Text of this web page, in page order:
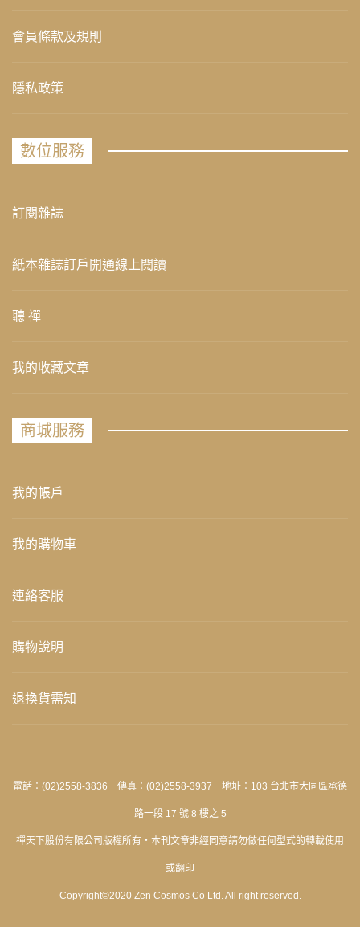
會員條款及規則
隱私政策
數位服務
訂閱雜誌
紙本雜誌訂戶開通線上閱讀
聽 禪
我的收藏文章
商城服務
我的帳戶
我的購物車
連絡客服
購物說明
退換貨需知
電話：(02)2558-3836 傳真：(02)2558-3937 地址：103 台北市大同區承德
路一段 17 號 8 樓之 5
禪天下股份有限公司版權所有‧本刊文章非經同意請勿做任何型式的轉載使用
或翻印
Copyright©2020 Zen Cosmos Co Ltd. All right reserved.